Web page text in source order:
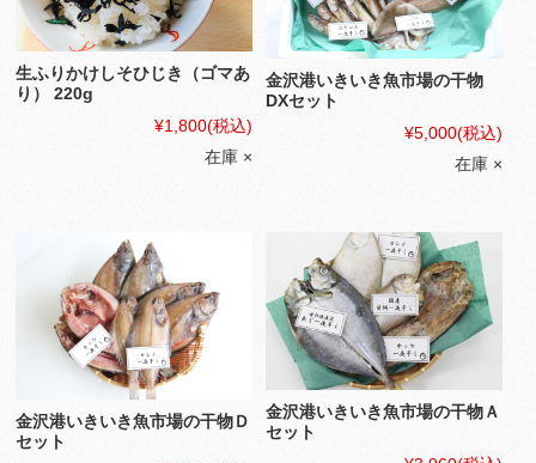
生ふりかけしそひじき（ゴマあ
り） 220g
¥1,800(税込)
在庫 ×
金沢港いきいき魚市場の干物
DXセット
¥5,000(税込)
在庫 ×
金沢港いきいき魚市場の干物Ｄ
セット
金沢港いきいき魚市場の干物Ａ
セット